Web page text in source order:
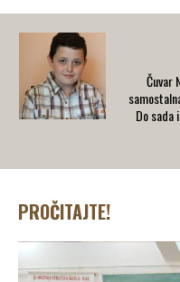
Čuvar
Do sada
PROČITAJTE!